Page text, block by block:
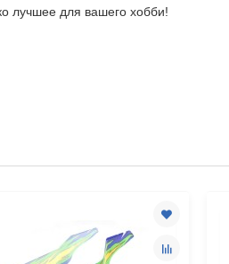
лучшее для вашего хобби!